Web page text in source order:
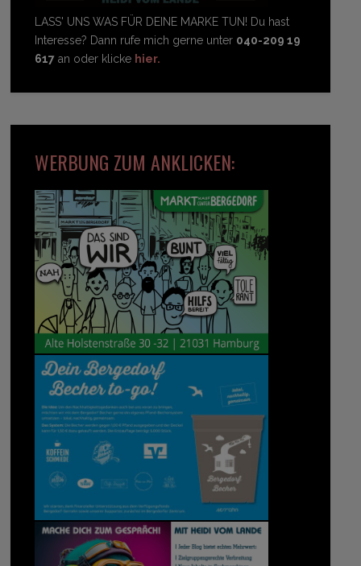
LASS' UNS WAS FÜR DEINE MARKE TUN! Du hast
Interesse? Dann rufe mich gerne unter 040-209 19
617 an oder klicke hier.
WERBUNG ZUM ANKLICKEN: